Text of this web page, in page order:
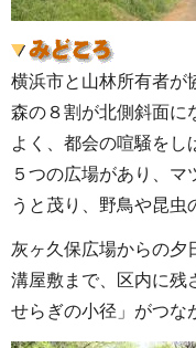
横浜市と山林所有者が
森の８割が北側斜面に
よく、都会の喧騒をし
５つの広場があり、
うと茂り、野鳥や昆虫
灰ヶ久保広場からの夕
溝屋敷まで、区内に残
せらぎの小径」がつな